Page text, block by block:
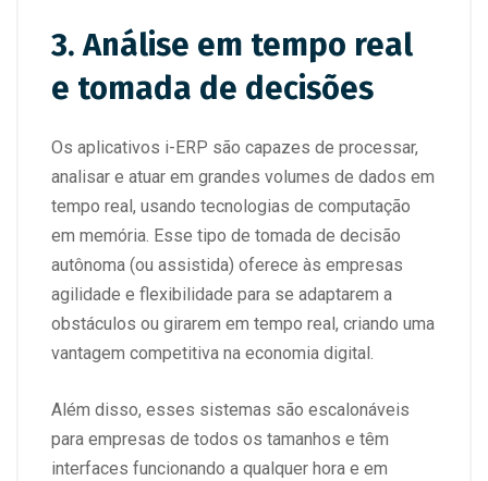
3. Análise em tempo real
e tomada de decisões
Os aplicativos i-ERP são capazes de processar,
analisar e atuar em grandes volumes de dados em
tempo real, usando tecnologias de computação
em memória. Esse tipo de tomada de decisão
autônoma (ou assistida) oferece às empresas
agilidade e flexibilidade para se adaptarem a
obstáculos ou girarem em tempo real, criando uma
vantagem competitiva na economia digital.
Além disso, esses sistemas são escalonáveis
para empresas de todos os tamanhos e têm
interfaces funcionando a qualquer hora e em